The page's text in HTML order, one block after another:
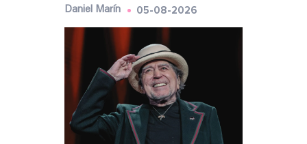
Daniel Marín 05-08-2026